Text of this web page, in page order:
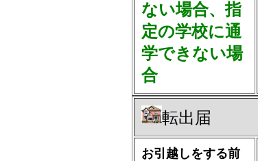
ない場合、指
定の学校に通
学できない場
合
転出届
お引越しをする前